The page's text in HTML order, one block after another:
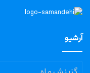
آرشیو
آرشیو